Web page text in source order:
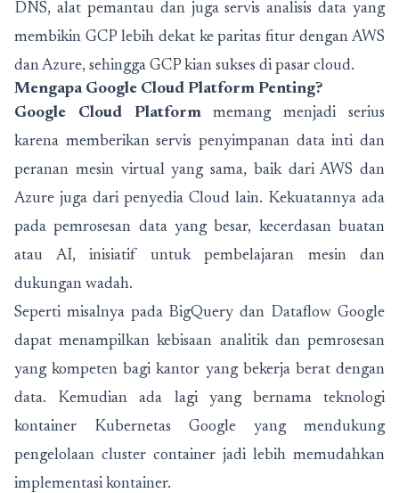
DNS, alat pemantau dan juga servis analisis data yang
membikin GCP lebih dekat ke paritas fitur dengan AWS
dan Azure, sehingga GCP kian sukses di pasar cloud.
Mengapa Google Cloud Platform Penting?
Google Cloud Platformmemang menjadi serius
karena memberikan servis penyimpanan data inti dan
peranan mesin virtual yang sama, baik dari AWS dan
Azure juga dari penyedia Cloud lain. Kekuatannya ada
pada pemrosesan data yang besar, kecerdasan buatan
atau AI, inisiatif untuk pembelajaran mesin dan
dukungan wadah.
Seperti misalnya pada BigQuery dan Dataflow Google
dapat menampilkan kebisaan analitik dan pemrosesan
yang kompeten bagi kantor yang bekerja berat dengan
data. Kemudian ada lagi yang bernama teknologi
kontainer Kubernetas Google yang mendukung
pengelolaan cluster container jadi lebih memudahkan
implementasi kontainer.